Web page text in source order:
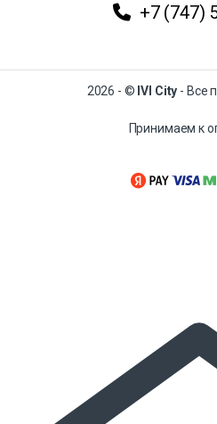
+7 (747)
2026 - © IVI City - Все
Принимаем к